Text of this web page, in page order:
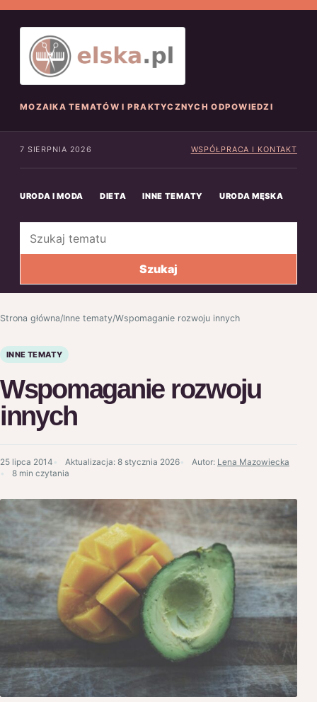
MOZAIKA TEMATÓW I PRAKTYCZNYCH ODPOWIEDZI
7 SIERPNIA 2026 WSPÓŁPRACA I KONTAKT
URODA I MODA DIETA INNE TEMATY URODA MĘSKA
Szukaj
Szukaj
Strona główna/Inne tematy/Wspomaganie rozwoju innych
INNE TEMATY
Wspomaganie rozwoju
innych
25 lipca 2014 Aktualizacja: 8 stycznia 2026 Autor: Lena Mazowiecka
8 min czytania